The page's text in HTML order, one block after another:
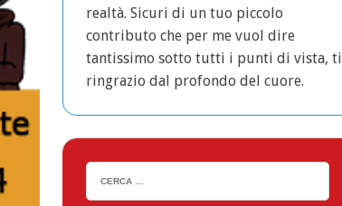
realtà. Sicuri di un tuo piccolo
contributo che per me vuol dire
tantissimo sotto tutti i punti di vista, ti
ringrazio dal profondo del cuore.